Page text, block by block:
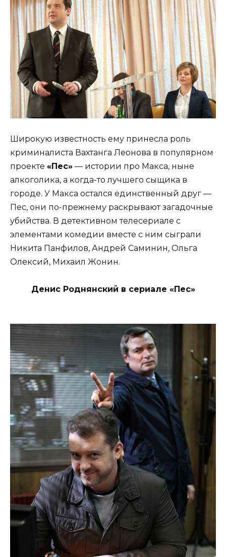
Широкую известность ему принесла роль
криминалиста Вахтанга Леонова в популярном
проекте «Пес» — истории про Макса, ныне
алкоголика, а когда-то лучшего сыщика в
городе. У Макса остался единственный друг —
Пес, они по-прежнему раскрывают загадочные
убийства. В детективном телесериале с
элементами комедии вместе с ним сыграли
Никита Панфилов, Андрей Саминин, Ольга
Олексий, Михаил Жонин.
Денис Роднянский в сериале «Пес»